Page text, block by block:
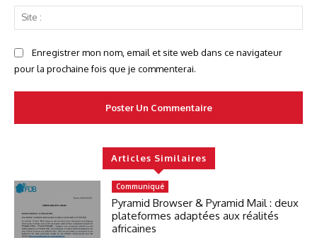
:
Enregistrer mon nom, email et site web dans ce navigateur
pour la prochaine fois que je commenterai.
Articles Similaires
Communiqué
Pyramid Browser & Pyramid Mail : deux
plateformes adaptées aux réalités
africaines